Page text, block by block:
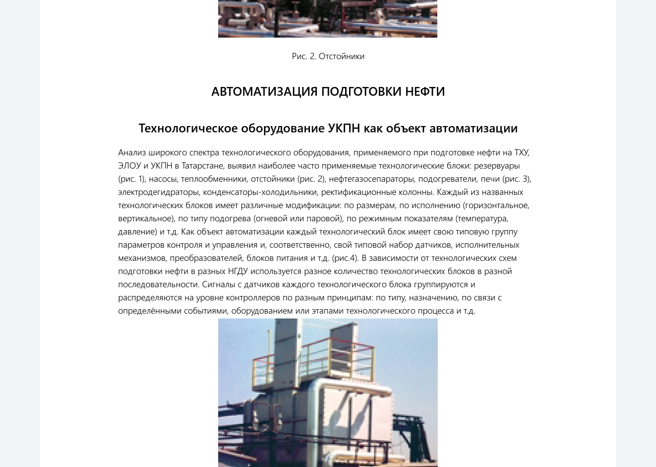
Рис. 2. Отстойники
АВТОМАТИЗАЦИЯ ПОДГОТОВКИ НЕФТИ
Технологическое оборудование УКПН как объект автоматизации
Анализ широкого спектра технологического оборудования, применяемого при подготовке нефти на ТХУ,
ЭЛОУ и УКПН в Татарстане, выявил наиболее часто применяемые технологические блоки: резервуары
(рис. 1), насосы, теплообменники, отстойники (рис. 2), нефтегазосепараторы, подогреватели, печи (рис. 3),
электродегидраторы, конденсаторы-холодильники, ректификационные колонны. Каждый из названных
технологических блоков имеет различные модификации: по размерам, по исполнению (горизонтальное,
вертикальное), по типу подогрева (огневой или паровой), по режимным показателям (температура,
давление) и т.д. Как объект автоматизации каждый технологический блок имеет свою типовую группу
параметров контроля и управления и, соответственно, свой типовой набор датчиков, исполнительных
механизмов, преобразователей, блоков питания и т.д. (рис.4). В зависимости от технологических схем
подготовки нефти в разных НГДУ используется разное количество технологических блоков в разной
последовательности. Сигналы с датчиков каждого технологического блока группируются и
распределяются на уровне контроллеров по разным принципам: по типу, назначению, по связи с
определёнными событиями, оборудованием или этапами технологического процесса и т.д.